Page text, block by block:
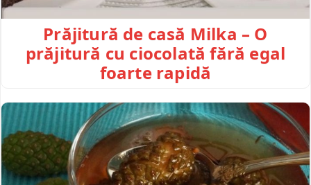
Prăjitură de casă Milka – O
prăjitură cu ciocolată fără egal
foarte rapidă